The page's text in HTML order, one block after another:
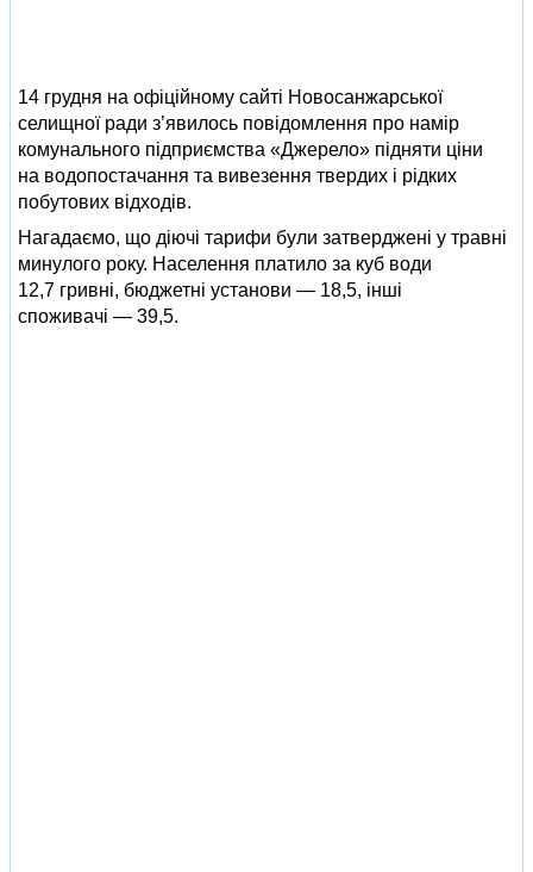
14 грудня на офіційному сайті Новосанжарської
селищної ради з’явилось повідомлення про намір
комунального підприємства «Джерело» підняти ціни
на водопостачання та вивезення твердих і рідких
побутових відходів.
Нагадаємо, що діючі тарифи були затверджені у травні
минулого року. Населення платило за куб води
12,7 гривні, бюджетні установи — 18,5, інші
споживачі — 39,5.